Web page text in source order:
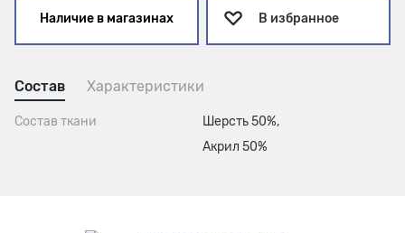
Наличие в магазинах В избранное
Состав Характеристики
Состав ткани
Шерсть 50%,
Акрил 50%